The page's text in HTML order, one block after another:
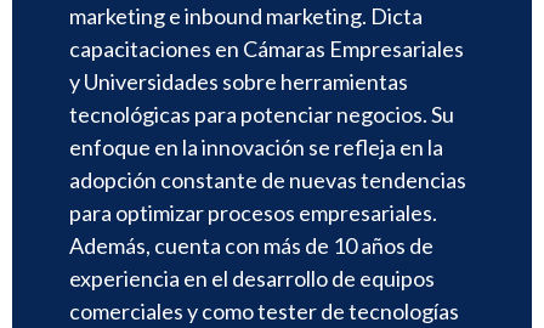
marketing e inbound marketing. Dicta
capacitaciones en Cámaras Empresariales
y Universidades sobre herramientas
tecnológicas para potenciar negocios. Su
enfoque en la innovación se refleja en la
adopción constante de nuevas tendencias
para optimizar procesos empresariales.
Además, cuenta con más de 10 años de
experiencia en el desarrollo de equipos
comerciales y como tester de tecnologías